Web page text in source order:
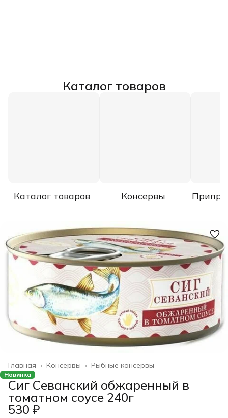
Каталог товаров
Каталог товаров Консервы
Рыбные консервы
Консервы ›
Главная ›
Новинка
Сиг Севанский обжаренный в
томатном соусе 240г
530 ₽